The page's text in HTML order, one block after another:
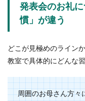
発表会のお礼
慣」が違う
どこが見極めのライン
教室で具体的にどんな
周囲のお母さん方々